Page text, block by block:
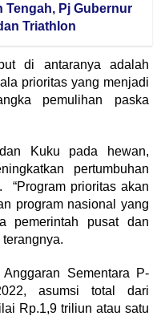
Tengah, Pj Gubernur
Triathlon
di antaranya adalah
prioritas yang menjadi
pemulihan paska
Kuku pada hewan,
pertumbuhan
“Program prioritas akan
program nasional yang
pemerintah pusat dan
terangnya.
Sementara P-
asumsi total dari
Rp.1,9 triliun atau satu